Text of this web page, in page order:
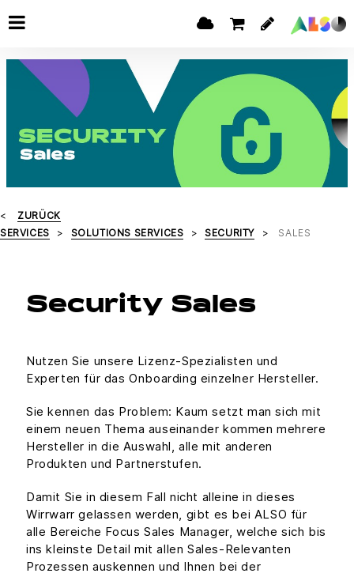
ZURÜCK
SERVICES
SOLUTIONS SERVICES SECURITY SALES
Security Sales
Nutzen Sie unsere Lizenz-Spezialisten und
Experten für das Onboarding einzelner Hersteller.
Sie kennen das Problem: Kaum setzt man sich mit
einem neuen Thema auseinander kommen mehrere
Hersteller in die Auswahl, alle mit anderen
Produkten und Partnerstufen.
Damit Sie in diesem Fall nicht alleine in dieses
Wirrwarr gelassen werden, gibt es bei ALSO für
alle Bereiche Focus Sales Manager, welche sich bis
ins kleinste Detail mit allen Sales-Relevanten
Prozessen auskennen und Ihnen bei der